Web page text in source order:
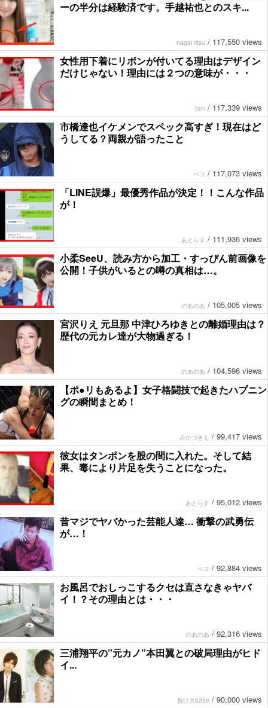
ーの半分は経験済です。手越祐也とのスキ...
nagai ritsu / 117,550 views
女性用下着にリボンが付いてる理由はデザイン
だけじゃない！理由には２つの意味が・・・
tani / 117,339 views
市橋達也イケメンでスペック高すぎ！現在はど
うしてる？両親が語ったこと
ペコ / 117,073 views
「LINE誤爆」最優秀作品が決定！！こんな作品
が！
あとらす / 111,936 views
小柔SeeU、読み方から加工・すっぴん前画像を
公開！子供がいるとの噂の真相は…。
のあのあ / 105,005 views
宮沢りえ 元旦那 中津ひろゆきとの離婚理由は？
歴代の元カレ達が大物過ぎる！
のあのあ / 104,596 views
【ポ●リもあるよ】女子格闘技で起きたハプニン
グの瞬間まとめ！
みかづきも / 99,417 views
彼女はタンポンを股の間に入れた。そして結
果、毒により片足を失うことになった。
あとらす / 95,012 views
昔マジでヤバかった芸能人達… 衝撃の武勇伝
が…！
ペコ / 92,884 views
お風呂でおしっこするクセは直さなきゃヤバ
イ！？その理由とは・・・
のあのあ / 92,316 views
三浦翔平の”元カノ”本田翼との破局理由がヒド
イ...
負け犬62xxi / 90,000 views